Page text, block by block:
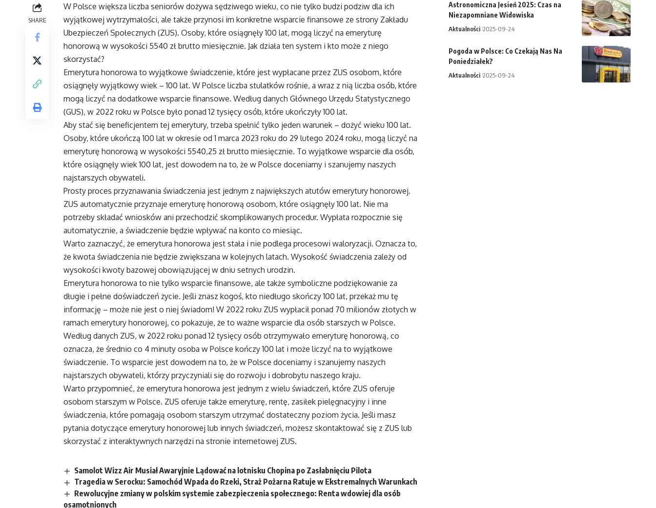
SHARE
W Polsce większa liczba seniorów dożywa sędziwego wieku, co nie tylko budzi podziw dla ich
wyjątkowej wytrzymałości, ale także przynosi im konkretne wsparcie finansowe ze strony Zakładu
Ubezpieczeń Społecznych (ZUS). Osoby, które osiągnęły 100 lat, mogą liczyć na emeryturę
honorową w wysokości 5540 zł brutto miesięcznie. Jak działa ten system i kto może z niego
skorzystać?
Emerytura honorowa to wyjątkowe świadczenie, które jest wypłacane przez ZUS osobom, które
osiągnęły wyjątkowy wiek – 100 lat. W Polsce liczba stulatków rośnie, a wraz z nią liczba osób, które
mogą liczyć na dodatkowe wsparcie finansowe. Według danych Głównego Urzędu Statystycznego
(GUS), w 2022 roku w Polsce było ponad 12 tysięcy osób, które ukończyły 100 lat.
Aby stać się beneficjentem tej emerytury, trzeba spełnić tylko jeden warunek – dożyć wieku 100 lat.
Osoby, które ukończą 100 lat w okresie od 1 marca 2023 roku do 29 lutego 2024 roku, mogą liczyć na
emeryturę honorową w wysokości 5540,25 zł brutto miesięcznie. To wyjątkowe wsparcie dla osób,
które osiągnęły wiek 100 lat, jest dowodem na to, że w Polsce doceniamy i szanujemy naszych
najstarszych obywateli.
Prosty proces przyznawania świadczenia jest jednym z największych atutów emerytury honorowej.
ZUS automatycznie przyznaje emeryturę honorową osobom, które osiągnęły 100 lat. Nie ma
potrzeby składać wniosków ani przechodzić skomplikowanych procedur. Wypłata rozpocznie się
automatycznie, a świadczenie będzie wpływać na konto co miesiąc.
Warto zaznaczyć, że emerytura honorowa jest stała i nie podlega procesowi waloryzacji. Oznacza to,
że kwota świadczenia nie będzie zwiększana w kolejnych latach. Wysokość świadczenia zależy od
wysokości kwoty bazowej obowiązującej w dniu setnych urodzin.
Emerytura honorowa to nie tylko wsparcie finansowe, ale także symboliczne podziękowanie za
długie i pełne doświadczeń życie. Jeśli znasz kogoś, kto niedługo skończy 100 lat, przekaż mu tę
informację – może nie jest o niej świadom! W 2022 roku ZUS wypłacił ponad 70 milionów złotych w
ramach emerytury honorowej, co pokazuje, że to ważne wsparcie dla osób starszych w Polsce.
Według danych ZUS, w 2022 roku ponad 12 tysięcy osób otrzymywało emeryturę honorową, co
oznacza, że średnio co 4 minuty osoba w Polsce kończy 100 lat i może liczyć na to wyjątkowe
świadczenie. To wsparcie jest dowodem na to, że w Polsce doceniamy i szanujemy naszych
najstarszych obywateli, którzy przyczyniali się do rozwoju i dobrobytu naszego kraju.
Warto przypomnieć, że emerytura honorowa jest jednym z wielu świadczeń, które ZUS oferuje
osobom starszym w Polsce. ZUS oferuje także emeryturę, rentę, zasiłek pielęgnacyjny i inne
świadczenia, które pomagają osobom starszym utrzymać dostateczny poziom życia. Jeśli masz
pytania dotyczące emerytury honorowej lub innych świadczeń, możesz skontaktować się z ZUS lub
skorzystać z interaktywnych narzędzi na stronie internetowej ZUS.
Samolot Wizz Air Musiał Awaryjnie Lądować na lotnisku Chopina po Zasłabnięciu Pilota
Tragedia w Serocku: Samochód Wpada do Rzeki, Straż Pożarna Ratuje w Ekstremalnych Warunkach
Rewolucyjne zmiany w polskim systemie zabezpieczenia społecznego: Renta wdowiej dla osób
osamotnionych
Astronomiczna Jesień 2025: Czas na
Niezapomniane Widowiska
Aktualności 2025-09-24
Pogoda w Polsce: Co Czekają Nas Na
Poniedziałek?
Aktualności 2025-09-24